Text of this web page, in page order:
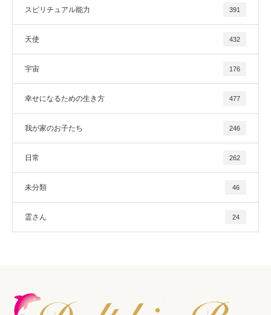
スピリチュアル能力 391
天使 432
宇宙 176
幸せになるための生き方 477
我が家のお子たち 246
日常 262
未分類 46
霊さん 24